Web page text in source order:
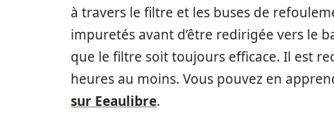
à travers le filtre et les buses de
impuretés avant d’être redirigée vers le
que le filtre soit toujours efficace. Il est
heures au moins. Vous pouvez en
sur Eeaulibre.